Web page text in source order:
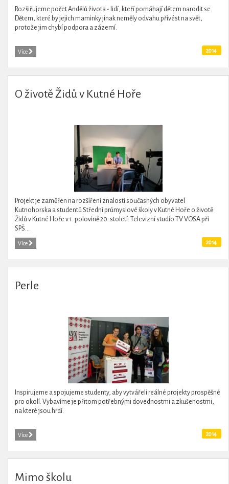
Rozšiřujeme počet Andělů života - lidí, kteří pomáhají dětem narodit se.
Dětem, které by jejich maminky jinak neměly odvahu přivést na svět,
protože jim chybí podpora a zázemí.
Více 2014
O životě Židů v Kutné Hoře
Projekt je zaměřen na rozšíření znalostí současných obyvatel
Kutnohorska a studentů Střední průmyslové školy v Kutné Hoře o životě
Židů v Kutné Hoře v 1. polovině 20. století. Televizní studio TV VOSA při
SPŠ...
Více 2014
Perle
Inspirujeme a spojujeme studenty, aby vytvářeli reálné projekty prospěšné
pro okolí. Vybavíme je přitom potřebnými dovednostmi a zkušenostmi,
na které jsou hrdí.
Více 2014
Mimo školu